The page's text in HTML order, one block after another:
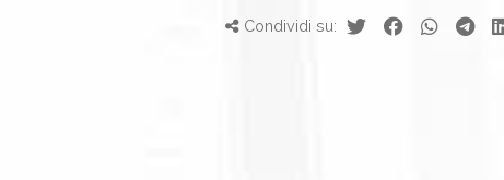
Condividi su: